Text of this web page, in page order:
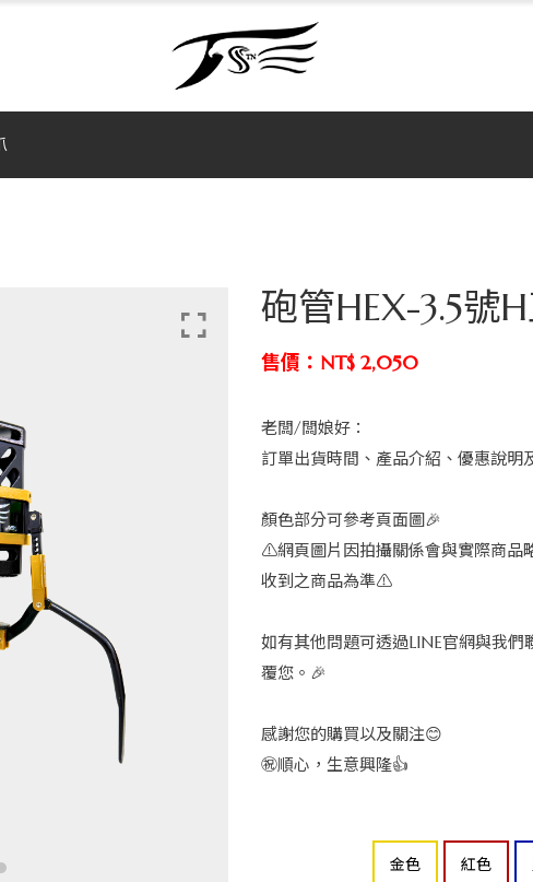
砲管HEX-3.5號
售價：NT$ 2,050
老闆/闆娘好：
訂單出貨時間、產品介紹、優惠說明
顏色部分可參考頁面圖🎉
⚠️網頁圖片因拍攝關係會與實際商品
收到之商品為準⚠️
如有其他問題可透過LINE官網與我
覆您。🎉
感謝您的購買以及關注😊
㊗️順心，生意興隆👍
金色 紅色